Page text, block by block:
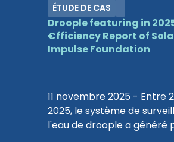
ÉTUDE DE CAS
Droople featuring in
€fficiency Report of
Impulse Foundation
11 novembre 2025 - Entre
2025, le système de
l'eau de droople a généré